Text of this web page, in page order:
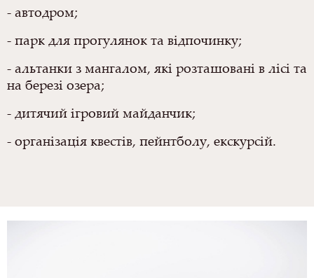
- автодром;
- парк для прогулянок та відпочинку;
- альтанки з мангалом, які розташовані в лісі та
на березі озера;
- дитячий ігровий майданчик;
- організація квестів, пейнтболу, екскурсій.